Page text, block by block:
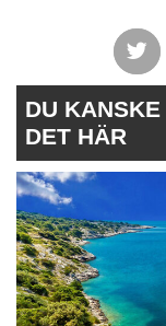
DU
DET HÄR